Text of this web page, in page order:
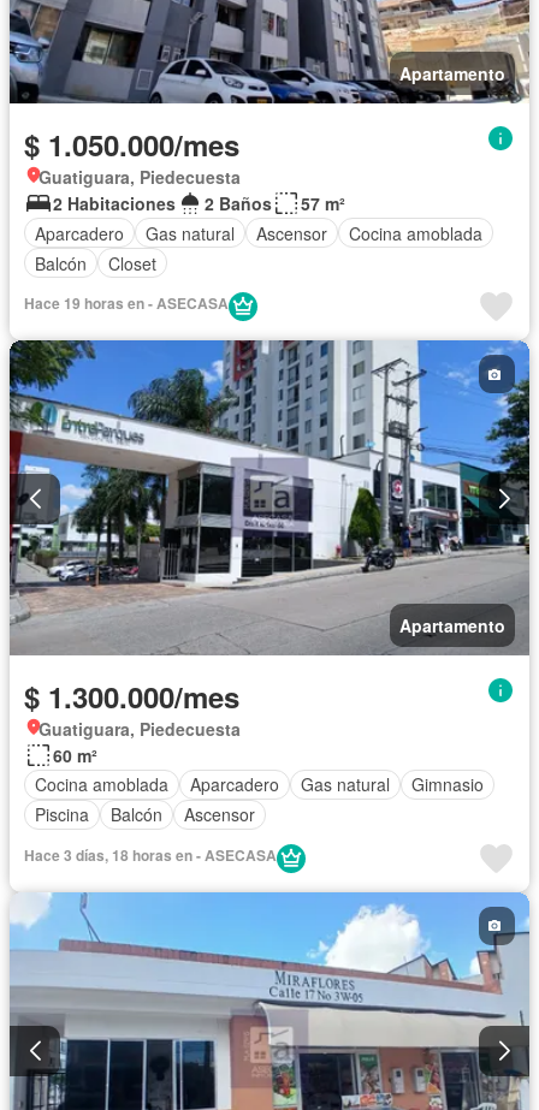
Apartamento
$ 1.050.000/mes
Guatiguara, Piedecuesta
2 Habitaciones
2 Baños
57 m²
Aparcadero
Gas natural Ascensor
Cocina amoblada
Balcón
Closet
Hace 19 horas en - ASECASA
Apartamento
$ 1.300.000/mes
Guatiguara, Piedecuesta
60 m²
Cocina amoblada
Aparcadero Gas natural
Gimnasio
Piscina
Balcón Ascensor
Hace 3 días, 18 horas en - ASECASA